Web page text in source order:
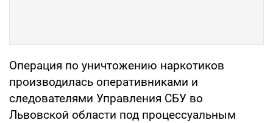
Операция по уничтожению наркотиков
производилась оперативниками и
следователями Управления СБУ во
Львовской области под процессуальным